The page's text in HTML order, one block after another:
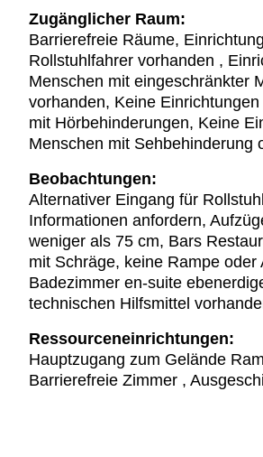
Zugänglicher Raum:
Barrierefreie Räume,
Rollstuhlfahrer vorhanden ,
Menschen mit eingeschränkter
vorhanden, Keine
mit Hörbehinderungen, Keine
Menschen mit Sehbehinderung
Beobachtungen:
Alternativer Eingang für
Informationen anfordern,
weniger als 75 cm, Bars
mit Schräge, keine Rampe oder
Badezimmer en-suite
technischen Hilfsmittel
Ressourceneinrichtungen:
Hauptzugang zum Gelände
Barrierefreie Zimmer ,